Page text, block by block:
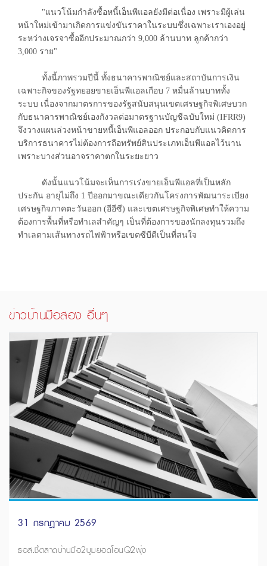
"แนวโน้มกำลังซื้อหนี้เอ็นพีแอลยังมีต่อเนื่อง เพราะมีผู้เล่น
หน้าใหม่เข้ามาเกิดการแข่งขันราคาในระบบซึ่งเฉพาะเราเองอยู่
ระหว่างเจรจาซื้ออีกประมาณกว่า 9,000 ล้านบาท ลูกค้ากว่า
3,000 ราย"
ทั้งนี้ภาพรวมปีนี้ ทั้งธนาคารพาณิชย์และสถาบันการเงิน
เฉพาะกิจของรัฐทยอยขายเอ็นพีแอลเกือบ 7 หมื่นล้านบาททั้ง
ระบบ เนื่องจากมาตรการของรัฐสนับสนุนเขตเศรษฐกิจพิเศษบวก
กับธนาคารพาณิชย์เองกังวลต่อมาตรฐานบัญชีฉบับใหม่ (IFRR9)
จึงวางแผนล่วงหน้าขายหนี้เอ็นพีแอลออก ประกอบกับแนวคิดการ
บริการธนาคารไม่ต้องการถือทรัพย์สินประเภทเอ็นพีแอลไว้นาน
เพราะบางส่วนอาจราคาตกในระยะยาว
ดังนั้นแนวโน้มจะเห็นการเร่งขายเอ็นพีแอลที่เป็นหลัก
ประกัน อายุไม่ถึง 1 ปีออกมาขณะเดียวกันโครงการพัฒนาระเบียง
เศรษฐกิจภาคตะวันออก (อีอีซี) และเขตเศรษฐกิจพิเศษทำให้ความ
ต้องการพื้นที่หรือทำเลสำคัญๆ เป็นที่ต้องการของนักลงทุนรวมถึง
ทำเลตามเส้นทางรถไฟฟ้าหรือเขตซีบีดีเป็นที่สนใจ
ข่าวบ้านมือสอง อื่นๆ
31 กรกฎาคม 2569
ธอส.ชี้ตลาดบ้านมือ2บูมยอดโอนQ2พุ่ง